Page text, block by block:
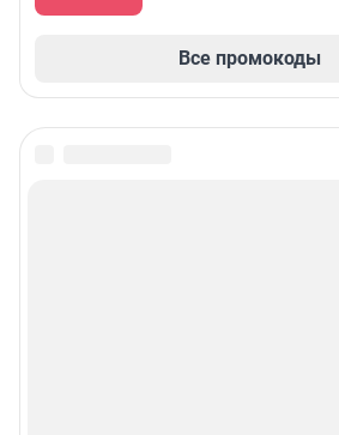
Все промокоды